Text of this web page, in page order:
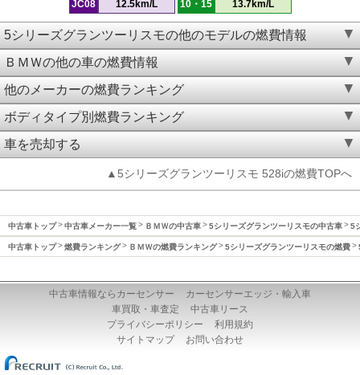
JC08 12.5km/L 10・15 13.7km/L
5シリーズグランツーリスモの他のモデルの燃費情報
ＢＭＷの他の車の燃費情報
他のメーカーの燃費ランキング
ボディタイプ別燃費ランキング
車を売却する
▲5シリーズグランツーリスモ 528iの燃費TOPへ
中古車トップ 中古車メーカー一覧 ＢＭＷの中古車 5シリーズグランツーリスモの中古車 5
中古車トップ 燃費ランキング ＢＭＷの燃費ランキング 5シリーズグランツーリスモの燃費
中古車情報ならカーセンサー
カーセンサーエッジ・輸入車
車買取・車査定
中古車リース
プライバシーポリシー
利用規約
サイトマップ
お問い合わせ